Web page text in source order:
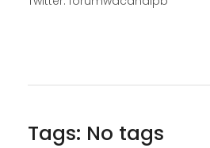
Tags: No tags